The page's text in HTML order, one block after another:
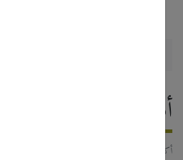
أفضل وسيط عالمي في آسيا 2022
11 أكتوبر, 2022